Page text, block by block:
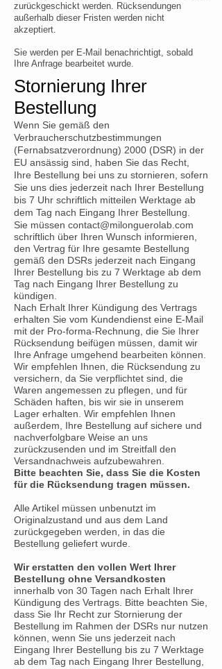
zurückgeschickt werden. Rücksendungen
außerhalb dieser Fristen werden nicht
akzeptiert.
Sie werden per E-Mail benachrichtigt, sobald
Ihre Anfrage bearbeitet wurde.
Stornierung Ihrer
Bestellung
Wenn Sie gemäß den
Verbraucherschutzbestimmungen
(Fernabsatzverordnung) 2000 (DSR) in der
EU ansässig sind, haben Sie das Recht,
Ihre Bestellung bei uns zu stornieren, sofern
Sie uns dies jederzeit nach Ihrer Bestellung
bis 7 Uhr schriftlich mitteilen Werktage ab
dem Tag nach Eingang Ihrer Bestellung.
Sie müssen contact@milonguerolab.com
schriftlich über Ihren Wunsch informieren,
den Vertrag für Ihre gesamte Bestellung
gemäß den DSRs jederzeit nach Eingang
Ihrer Bestellung bis zu 7 Werktage ab dem
Tag nach Eingang Ihrer Bestellung zu
kündigen.
Nach Erhalt Ihrer Kündigung des Vertrags
erhalten Sie vom Kundendienst eine E-Mail
mit der Pro-forma-Rechnung, die Sie Ihrer
Rücksendung beifügen müssen, damit wir
Ihre Anfrage umgehend bearbeiten können.
Wir empfehlen Ihnen, die Rücksendung zu
versichern, da Sie verpflichtet sind, die
Waren angemessen zu pflegen, und für
Schäden haften, bis wir sie in unserem
Lager erhalten. Wir empfehlen Ihnen
außerdem, Ihre Bestellung auf sichere und
nachverfolgbare Weise an uns
zurückzusenden und im Streitfall den
Versandnachweis aufzubewahren.
Bitte beachten Sie, dass Sie die Kosten
für die Rücksendung tragen müssen.
Alle Artikel müssen unbenutzt im
Originalzustand und aus dem Land
zurückgegeben werden, in das die
Bestellung geliefert wurde.
Wir erstatten den vollen Wert Ihrer
Bestellung ohne Versandkosten
innerhalb von 30 Tagen nach Erhalt Ihrer
Kündigung des Vertrags. Bitte beachten Sie,
dass Sie Ihr Recht zur Stornierung der
Bestellung im Rahmen der DSRs nur nutzen
können, wenn Sie uns jederzeit nach
Eingang Ihrer Bestellung bis zu 7 Werktage
ab dem Tag nach Eingang Ihrer Bestellung,